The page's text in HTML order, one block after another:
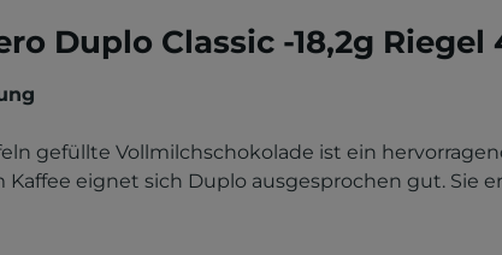
Duplo Classic -18,2g Riegel
gefüllte Vollmilchschokolade ist ein
eignet sich Duplo ausgesprochen gut. Sie